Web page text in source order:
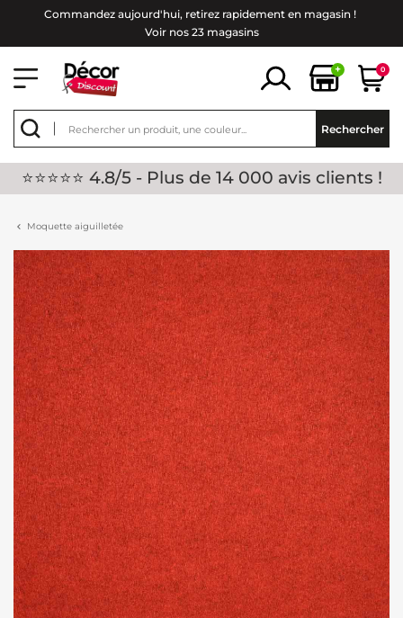
Commandez aujourd'hui, retirez rapidement en magasin !
Voir nos 23 magasins
+ 0
Rechercher
⭐⭐⭐⭐⭐ 4.8/5 - Plus de 14 000 avis clients !
Moquette aiguilletée